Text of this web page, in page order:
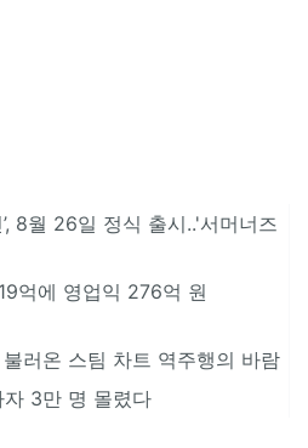
8월 26일 정식 출시..'서머너즈
억에 영업익 276억 원
러온 스팀 차트 역주행의 바람
자 3만 명 몰렸다